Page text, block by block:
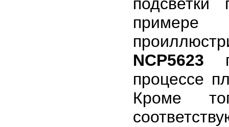
NCP5623
процессе
Кроме